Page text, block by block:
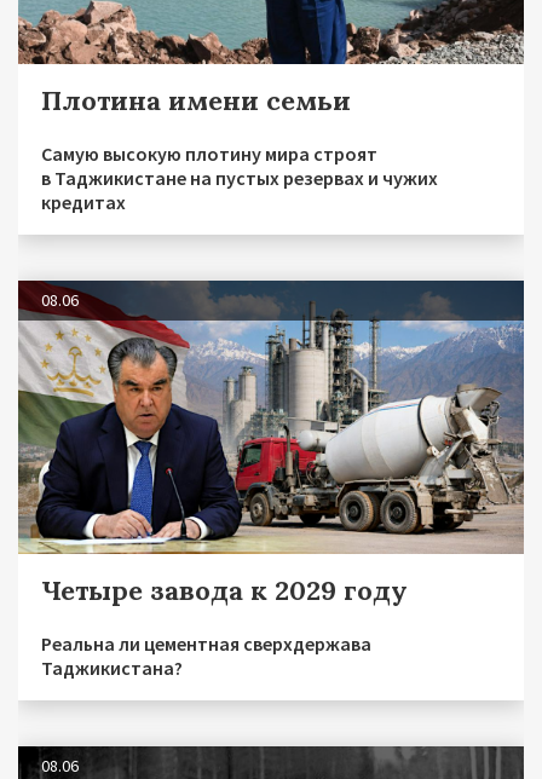
Плотина имени семьи
Самую высокую плотину мира строят
в Таджикистане на пустых резервах и чужих
кредитах
08.06
Четыре завода к 2029 году
Реальна ли цементная сверхдержава
Таджикистана?
08.06